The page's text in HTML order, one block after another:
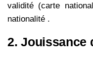
validité (carte
nationalité .
2. Jouissance